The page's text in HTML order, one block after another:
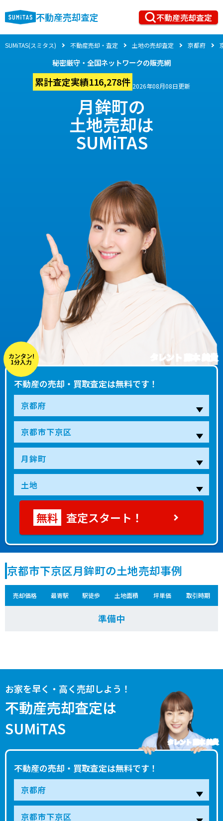
不動産売却査定 不動産売却査定
SUMiTAS(スミタス) 不動産売却・査定 土地の売却査定 京都府
秘密厳守・全国ネットワークの販売網
累計査定実績116,278件 2026年08月08日更新
月鉾町の
土地売却は
SUMiTAS
タレント 藤本 美貴
カンタン!
1分入力
不動産の売却・買取査定は無料です！
査定スタート！
京都市下京区月鉾町の土地売却事例
売却価格 最寄駅 駅徒歩 土地面積 坪単価 取引時期
準備中
お家を早く・高く売却しよう！
不動産売却査定は
SUMiTAS
不動産の売却・買取査定は無料です！
タレント 藤本 美貴